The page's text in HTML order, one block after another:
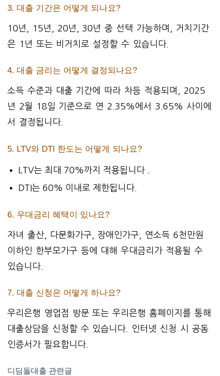
3. 대출 기간은 어떻게 되나요?
10년, 15년, 20년, 30년 중 선택 가능하며, 거치기간
은 1년 또는 비거치로 설정할 수 있습니다.
4. 대출 금리는 어떻게 결정되나요?
소득 수준과 대출 기간에 따라 차등 적용되며, 2025
년 2월 18일 기준으로 연 2.35%에서 3.65% 사이에
서 결정됩니다.
5. LTV와 DTI 한도는 어떻게 되나요?
LTV는 최대 70%까지 적용됩니다 .
DTI는 60% 이내로 제한됩니다.
6. 우대금리 혜택이 있나요?
자녀 출산, 다문화가구, 장애인가구, 연소득 6천만원
이하인 한부모가구 등에 대해 우대금리가 적용될 수
있습니다.
7. 대출 신청은 어떻게 하나요?
우리은행 영업점 방문 또는 우리은행 홈페이지를 통해
대출상담을 신청할 수 있습니다. 인터넷 신청 시 공동
인증서가 필요합니다.
디딤돌대출 관련글